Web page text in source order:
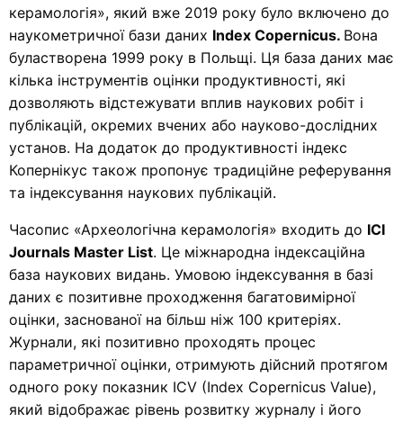
керамологія», який вже 2019 року було включено до
наукометричної бази даних Index Copernicus. Вона
буластворена 1999 року в Польщі. Ця база даних має
кілька інструментів оцінки продуктивності, які
дозволяють відстежувати вплив наукових робіт і
публікацій, окремих вчених або науково-дослідних
установ. На додаток до продуктивності індекс
Копернікус також пропонує традиційне реферування
та індексування наукових публікацій.
Часопис «Археологічна керамологія» входить до ICI
Journals Master List. Це міжнародна індексаційна
база наукових видань. Умовою індексування в базі
даних є позитивне проходження багатовимірної
оцінки, заснованої на більш ніж 100 критеріях.
Журнали, які позитивно проходять процес
параметричної оцінки, отримують дійсний протягом
одного року показник ICV (Index Copernicus Value),
який відображає рівень розвитку журналу і його